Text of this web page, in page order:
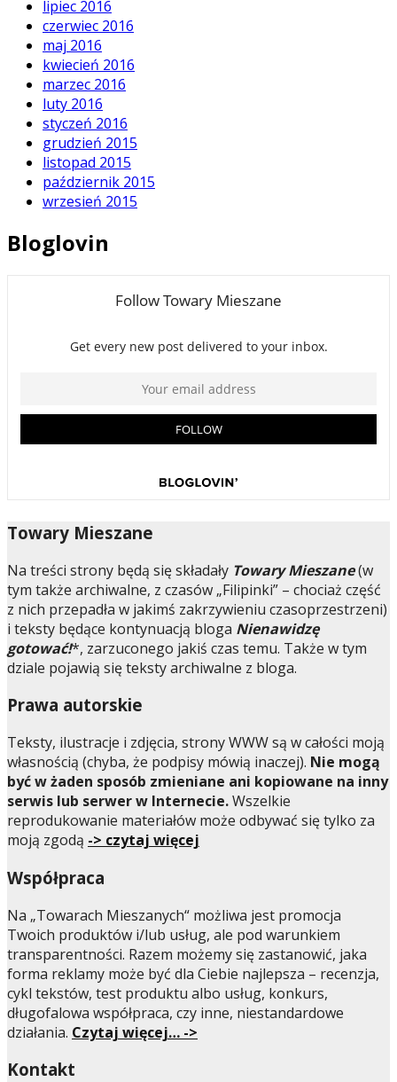
lipiec 2016
czerwiec 2016
maj 2016
kwiecień 2016
marzec 2016
luty 2016
styczeń 2016
grudzień 2015
listopad 2015
październik 2015
wrzesień 2015
Bloglovin
Towary Mieszane
Na treści strony będą się składały Towary Mieszane(w
tym także archiwalne, z czasów „Filipinki” – chociaż część
z nich przepadła w jakimś zakrzywieniu czasoprzestrzeni)
i teksty będące kontynuacją bloga Nienawidzę
gotować!*, zarzuconego jakiś czas temu. Także w tym
dziale pojawią się teksty archiwalne z bloga.
Prawa autorskie
Teksty, ilustracje i zdjęcia, strony WWW są w całości moją
własnością (chyba, że podpisy mówią inaczej). Nie mogą
być w żaden sposób zmieniane ani kopiowane na inny
serwis lub serwer w Internecie.Wszelkie
reprodukowanie materiałów może odbywać się tylko za
moją zgodą -> czytaj więcej
Współpraca
Na „Towarach Mieszanych“ możliwa jest promocja
Twoich produktów i/lub usług, ale pod warunkiem
transparentności. Razem możemy się zastanowić, jaka
forma reklamy może być dla Ciebie najlepsza – recenzja,
cykl tekstów, test produktu albo usług, konkurs,
długofalowa współpraca, czy inne, niestandardowe
działania. Czytaj więcej… ->
Kontakt